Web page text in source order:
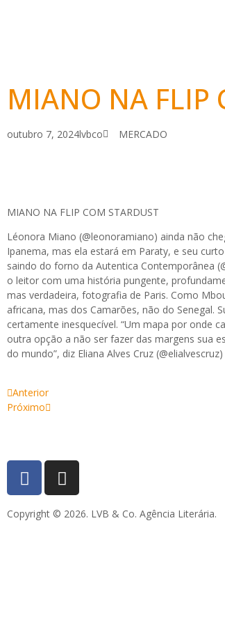
MIANO NA FLIP
outubro 7, 2024lvbco MERCADO
MIANO NA FLIP COM STARDUST
Léonora Miano (@leonoramiano) ainda não
Ipanema, mas ela estará em Paraty, e seu
saindo do forno da Autentica Contemporânea
o leitor com uma história pungente,
mas verdadeira, fotografia de Paris. Como
africana, mas dos Camarões, não do Senegal.
certamente inesquecível. “Um mapa por onde
outra opção a não ser fazer das margens sua
do mundo”, diz Eliana Alves Cruz (@elialvescruz)
Anterior
Próximo
Copyright © 2026. LVB & Co. Agência Literária.